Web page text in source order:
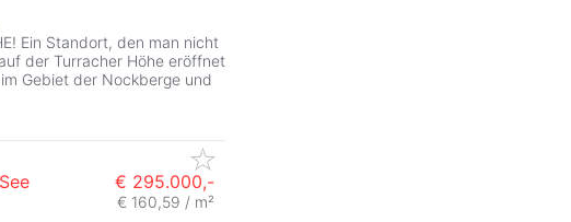
Ein Standort, den man nicht
der Turracher Höhe eröffnet
Gebiet der Nockberge und
See € 295.000,-
€ 160,59 / m²